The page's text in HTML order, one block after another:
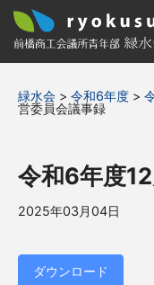
緑水会 > 令和6年度 >
営委員会議事録
令和6年度
2025年03月04日
ダウンロード